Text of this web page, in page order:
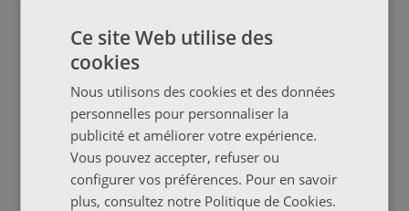
Ce site Web utilise des
cookies
Nous utilisons des cookies et des données
personnelles pour personnaliser la
publicité et améliorer votre expérience.
Vous pouvez accepter, refuser ou
configurer vos préférences. Pour en savoir
plus, consultez notre Politique de Cookies.